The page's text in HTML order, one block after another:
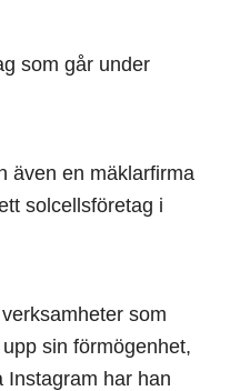
som går under
även en mäklarfirma
solcellsföretag i
som
sin förmögenhet,
Instagram har han